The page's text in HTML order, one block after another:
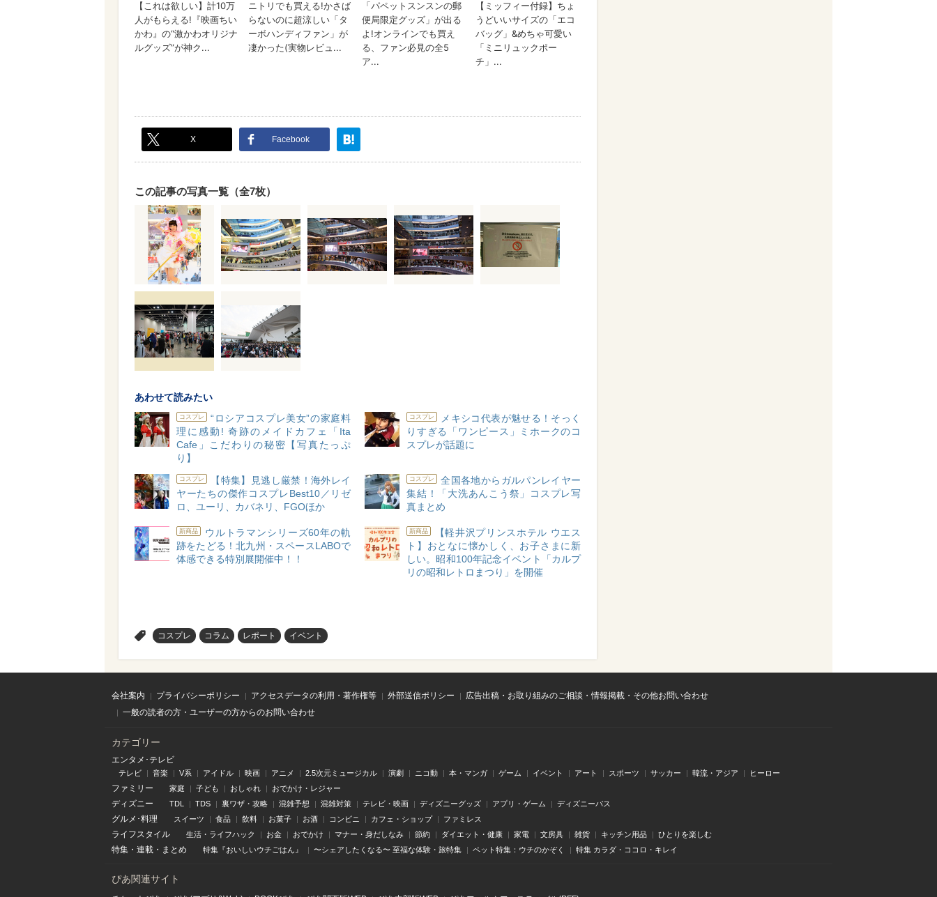
X Facebook
この記事の写真一覧（全7枚）
あわせて読みたい
コスプレ
“ロシアコスプレ美女”の家庭料
理に感動! 奇跡のメイドカフェ「Ita
Cafe」こだわりの秘密【写真たっぷ
り】
コスプレ
メキシコ代表が魅せる！そっく
りすぎる「ワンピース」ミホークのコ
スプレが話題に
コスプレ
【特集】見逃し厳禁！海外レイ
ヤーたちの傑作コスプレBest10／リゼ
ロ、ユーリ、カバネリ、FGOほか
コスプレ
全国各地からガルパンレイヤー
集結！「大洗あんこう祭」コスプレ写
真まとめ
新商品
ウルトラマンシリーズ60年の軌
跡をたどる！北九州・スペースLABOで
体感できる特別展開催中！！
新商品
【軽井沢プリンスホテル ウエス
ト】おとなに懐かしく、お子さまに新
しい。昭和100年記念イベント「カルプ
リの昭和レトロまつり」を開催
コスプレ コラム レポート イベント
会社案内 プライバシーポリシー アクセスデータの利用・著作権等 外部送信ポリシー
広告出稿・お取り組みのご相談・情報掲載・その他お問い合わせ
一般の読者の方・ユーザーの方からのお問い合わせ
カテゴリー
エンタメ･テレビ
テレビ 音楽 V系 アイドル 映画 アニメ 2.5次元ミュージカル 演劇 ニコ動 本・マンガ ゲーム イベント アート スポーツ サッカー 韓流・アジア ヒーロー
ファミリー 家庭 子ども おしゃれ おでかけ・レジャー
ディズニー TDL TDS 裏ワザ・攻略 混雑予想 混雑対策 テレビ・映画 ディズニーグッズ アプリ・ゲーム ディズニーパス
グルメ･料理 スイーツ 食品 飲料 お菓子 お酒 コンビニ カフェ・ショップ ファミレス
ライフスタイル 生活・ライフハック お金 おでかけ マナー・身だしなみ 節約 ダイエット・健康 家電 文房具 雑貨 キッチン用品 ひとりを楽しむ
特集 ・ 連載 ・ まとめ 特集『おいしいウチごはん』 〜シェアしたくなる〜 至福な体験・旅特集 ペット特集：ウチのかぞく 特集 カラダ・ココロ・キレイ
ぴあ関連サイト